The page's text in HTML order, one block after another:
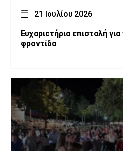
21 Ιουλίου 2026
Ευχαριστήρια επιστολή
φροντίδα